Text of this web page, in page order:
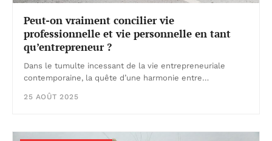
Peut-on vraiment concilier vie
professionnelle et vie personnelle en tant
qu’entrepreneur ?
Dans le tumulte incessant de la vie entrepreneuriale
contemporaine, la quête d’une harmonie entre…
25 AOÛT 2025